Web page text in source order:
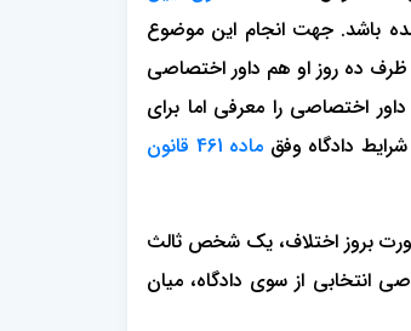
باشد. جهت انجام این موضوع
ده روز او هم داور اختصاصی
اختصاصی را معرفی اما برای
دادگاه وفق
ماده 461 قانون
بروز اختلاف، یک شخص ثالث
انتخابی از سوی دادگاه، میان